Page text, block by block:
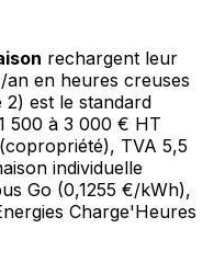
rechargent leur
en heures creuses
2) est le standard
500 à 3 000 € HT
TVA 5,5
individuelle
Go (0,1255 €/kWh),
Charge'Heures